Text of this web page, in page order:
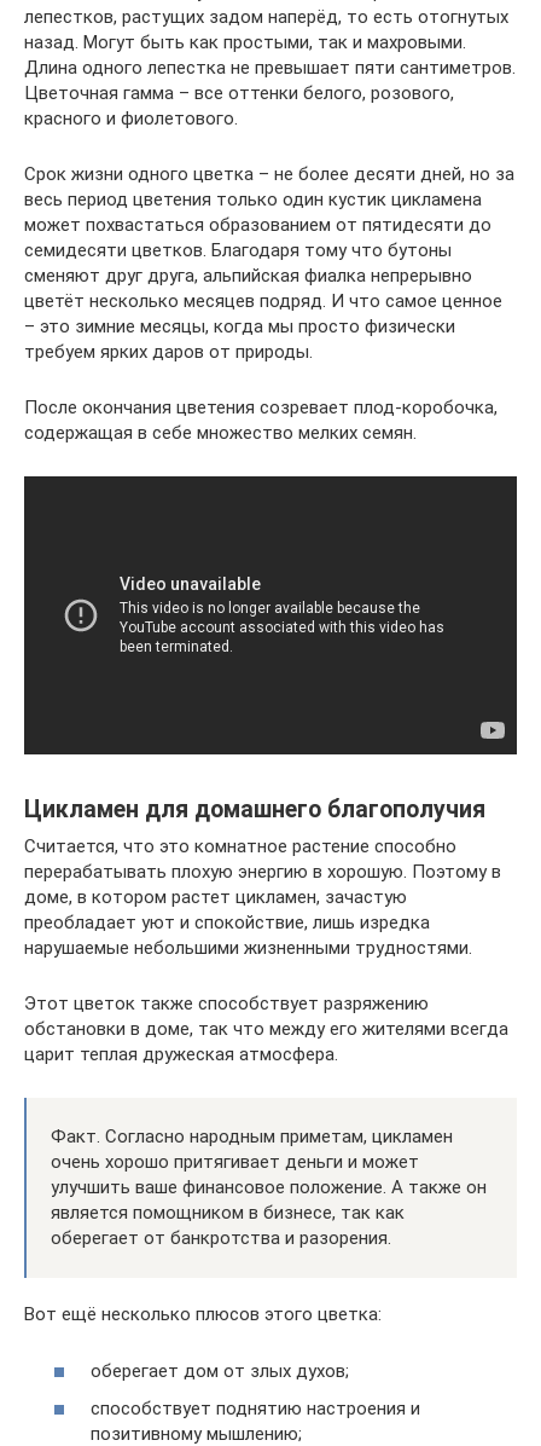
лепестков, растущих задом наперёд, то есть отогнутых
назад. Могут быть как простыми, так и махровыми.
Длина одного лепестка не превышает пяти сантиметров.
Цветочная гамма – все оттенки белого, розового,
красного и фиолетового.
Срок жизни одного цветка – не более десяти дней, но за
весь период цветения только один кустик цикламена
может похвастаться образованием от пятидесяти до
семидесяти цветков. Благодаря тому что бутоны
сменяют друг друга, альпийская фиалка непрерывно
цветёт несколько месяцев подряд. И что самое ценное
– это зимние месяцы, когда мы просто физически
требуем ярких даров от природы.
После окончания цветения созревает плод-коробочка,
содержащая в себе множество мелких семян.
Цикламен для домашнего благополучия
Считается, что это комнатное растение способно
перерабатывать плохую энергию в хорошую. Поэтому в
доме, в котором растет цикламен, зачастую
преобладает уют и спокойствие, лишь изредка
нарушаемые небольшими жизненными трудностями.
Этот цветок также способствует разряжению
обстановки в доме, так что между его жителями всегда
царит теплая дружеская атмосфера.
Факт. Согласно народным приметам, цикламен
очень хорошо притягивает деньги и может
улучшить ваше финансовое положение. А также он
является помощником в бизнесе, так как
оберегает от банкротства и разорения.
Вот ещё несколько плюсов этого цветка:
оберегает дом от злых духов;
способствует поднятию настроения и
позитивному мышлению;